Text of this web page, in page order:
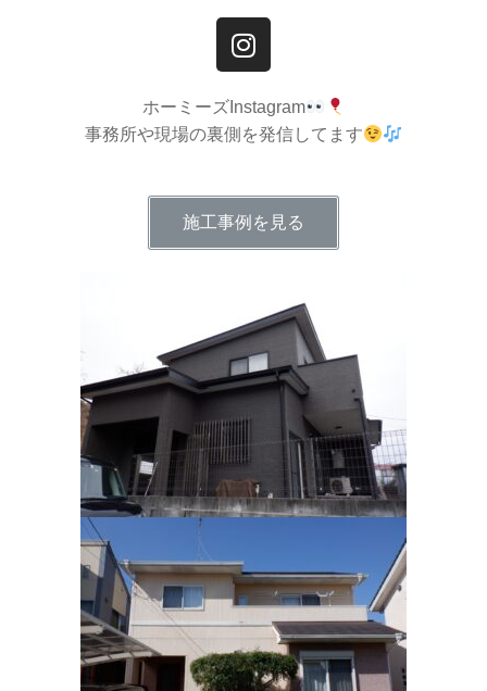
ホーミーズInstagram
事務所や現場の裏側を発信してます
施工事例を見る